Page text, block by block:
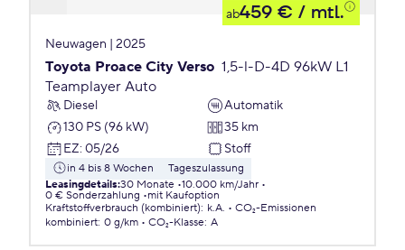
ab459 € / mtl.
Neuwagen | 2025
Toyota Proace City Verso 1,5-l-D-4D 96kW L1
Teamplayer Auto
Diesel
Automatik
130 PS (96 kW)
35 km
EZ: 05/26 Stoff
in 4 bis 8 Wochen
Tageszulassung
Leasingdetails:30 Monate 10.000 km/Jahr
0 € Sonderzahlung
mit Kaufoption
Kraftstoffverbrauch (kombiniert): k.A.
CO₂-Emissionen
kombiniert: 0 g/km CO₂-Klasse: A